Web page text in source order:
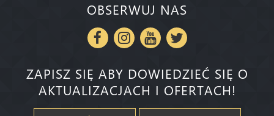
OBSERWUJ NAS
ZAPISZ SIĘ ABY DOWIEDZIEĆ SIĘ O
AKTUALIZACJACH I OFERTACH!